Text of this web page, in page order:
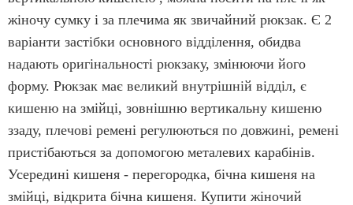
жіночу сумку і за плечима як звичайний рюкзак. Є 2
варіанти застібки основного відділення, обидва
надають оригінальності рюкзаку, змінюючи його
форму. Рюкзак має великий внутрішній відділ, є
кишеню на змійці, зовнішню вертикальну кишеню
ззаду, плечові ремені регулюються по довжині, ремені
пристібаються за допомогою металевих карабінів.
Усередині кишеня - перегородка, бічна кишеня на
змійці, відкрита бічна кишеня. Купити жіночий